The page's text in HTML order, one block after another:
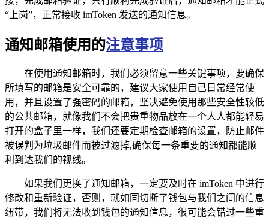
“上岗”，正常接收 imToken 发送的通知信息。
通知邮箱使用的注意事项
在使用通知邮箱时，我们必须留意一些关键事项，要确保
所填写的邮箱是安全可靠的，建议大家使用自己日常经常使
用，并且设置了强密码的邮箱，坚决避免使用那些安全性较低
的公共邮箱，就像我们不会把贵重物品放在一个人人都能轻易
打开的盒子里一样，我们还要定期检查邮箱的设置，防止邮件
被误判为垃圾邮件而被过滤掉,确保每一条重要的通知都能顺
利到达我们的视线。
如果我们更换了通知邮箱，一定要及时在 imToken 中进行
修改和重新验证，否则，就如同切断了钱包与我们之间的信息
纽带，我们将无法收到钱包的通知信息，很可能会错过一些重